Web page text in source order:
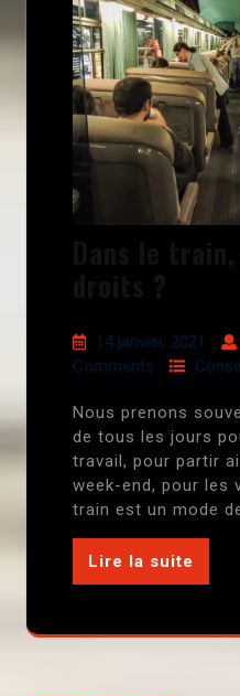
14 janvier, 2021
Comments
Nous prenons
de tous les jours
travail, pour partir
week-end, pour les
train est un mode
Lire la suite